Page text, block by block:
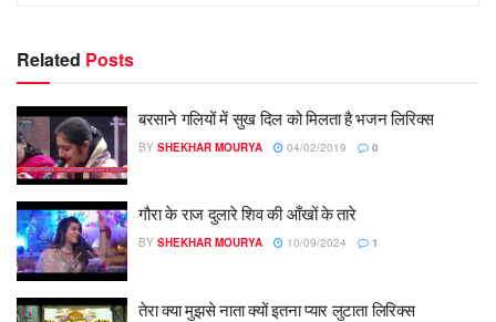
Related Posts
बरसाने गलियों में सुख दिल को मिलता है भजन लिरिक्स
BY SHEKHAR MOURYA 04/02/2019 0
गौरा के राज दुलारे शिव की आँखों के तारे
BY SHEKHAR MOURYA 10/09/2024 1
तेरा क्या मुझसे नाता क्यों इतना प्यार लुटाता लिरिक्स